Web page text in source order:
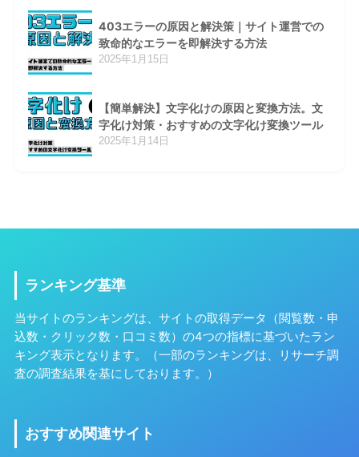
403エラーの原因と解決策｜サイト運営での
致命的なエラーを即解決する方法
2025年1月15日
【簡単解決】文字化けの原因と変換方法。文
字化け対策・おすすめの文字化け変換ツール
2025年1月14日
ランキング基準
当サイトのランキングは、サイトの取得データ（閲覧数・申
込数・クリック数・口コミ数）の4つの指標に基づいたラン
キング表示となります。（一部のランキングは、リサーチ調
査の調査結果を基にしております。）
おすすめ関連サイト